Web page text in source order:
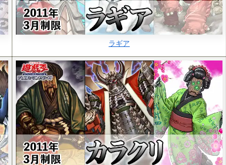
ラギア